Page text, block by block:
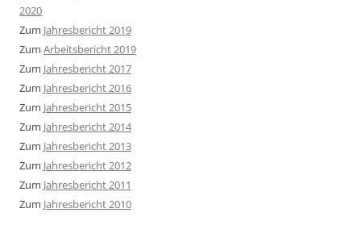
2020
Zum Jahresbericht 2019
Zum Arbeitsbericht 2019
Zum Jahresbericht 2017
Zum Jahresbericht 2016
Zum Jahresbericht 2015
Zum Jahresbericht 2014
Zum Jahresbericht 2013
Zum Jahresbericht 2012
Zum Jahresbericht 2011
Zum Jahresbericht 2010